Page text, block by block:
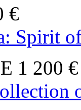
€
Spirit
1 200 €